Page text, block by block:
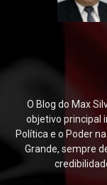
O Blog do Max
objetivo principal
Política e o Poder
Grande, sempre